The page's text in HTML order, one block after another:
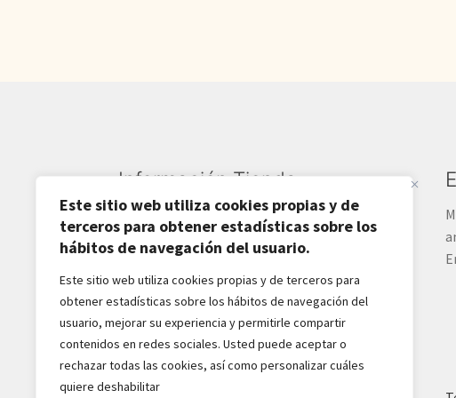
Este sitio web utiliza cookies propias y de
terceros para obtener estadísticas sobre los
hábitos de navegación del usuario.
Este sitio web utiliza cookies propias y de terceros para
obtener estadísticas sobre los hábitos de navegación del
usuario, mejorar su experiencia y permitirle compartir
contenidos en redes sociales. Usted puede aceptar o
rechazar todas las cookies, así como personalizar cuáles
quiere deshabilitar
Información Tienda
Sardarán SL CIF: B82809781
Av. Pirineos 27, Nave 6
San Sebastián de los Reyes
28703-Madrid - España
916516162 - 628518856
jaba2288@gmail.com